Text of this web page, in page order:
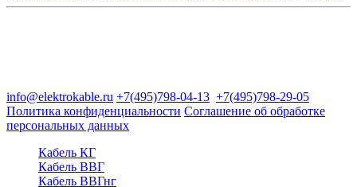
info@elektrokable.ru +7(495)798-04-13 +7(495)798-29-05
Политика конфиденциальности Соглашение об обработке
персональных данных
Кабель КГ
Кабель ВВГ
Кабель ВВГнг